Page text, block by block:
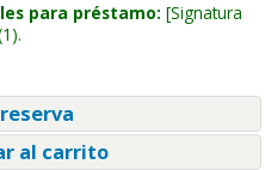
para préstamo: Signatura
al carrito